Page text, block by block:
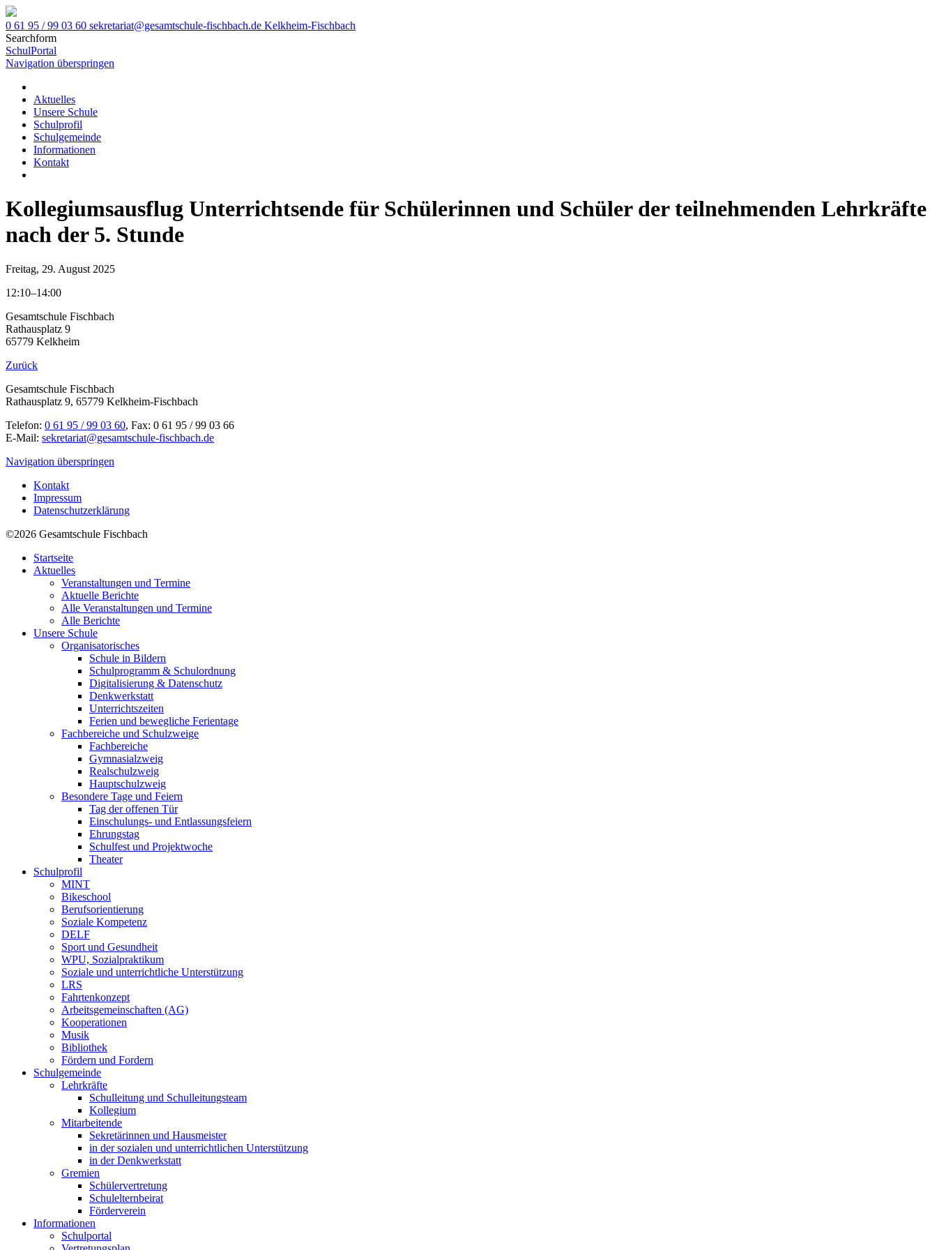
0 61 95 / 99 03 60 sekretariat@gesamtschule-fischbach.de Kelkheim-Fischbach
Searchform
SchulPortal
Navigation überspringen
Aktuelles
Unsere Schule
Schulprofil
Schulgemeinde
Informationen
Kontakt
Kollegiumsausflug Unterrichtsende für Schülerinnen und Schüler der teilnehmenden Lehrkräfte
nach der 5. Stunde
Freitag, 29. August 2025
12:10–14:00
Gesamtschule Fischbach
Rathausplatz 9
65779 Kelkheim
Zurück
Gesamtschule Fischbach
Rathausplatz 9, 65779 Kelkheim-Fischbach
Telefon: 0 61 95 / 99 03 60, Fax: 0 61 95 / 99 03 66
E-Mail: sekretariat@gesamtschule-fischbach.de
Navigation überspringen
Kontakt
Impressum
Datenschutzerklärung
©2026 Gesamtschule Fischbach
Startseite
Aktuelles
Veranstaltungen und Termine
Aktuelle Berichte
Alle Veranstaltungen und Termine
Alle Berichte
Unsere Schule
Organisatorisches
Schule in Bildern
Schulprogramm & Schulordnung
Digitalisierung & Datenschutz
Denkwerkstatt
Unterrichtszeiten
Ferien und bewegliche Ferientage
Fachbereiche und Schulzweige
Fachbereiche
Gymnasialzweig
Realschulzweig
Hauptschulzweig
Besondere Tage und Feiern
Tag der offenen Tür
Einschulungs- und Entlassungsfeiern
Ehrungstag
Schulfest und Projektwoche
Theater
Schulprofil
MINT
Bikeschool
Berufsorientierung
Soziale Kompetenz
DELF
Sport und Gesundheit
WPU, Sozialpraktikum
Soziale und unterrichtliche Unterstützung
LRS
Fahrtenkonzept
Arbeitsgemeinschaften (AG)
Kooperationen
Musik
Bibliothek
Fördern und Fordern
Schulgemeinde
Lehrkräfte
Schulleitung und Schulleitungsteam
Kollegium
Mitarbeitende
Sekretärinnen und Hausmeister
in der sozialen und unterrichtlichen Unterstützung
in der Denkwerkstatt
Gremien
Schülervertretung
Schulelternbeirat
Förderverein
Informationen
Schulportal